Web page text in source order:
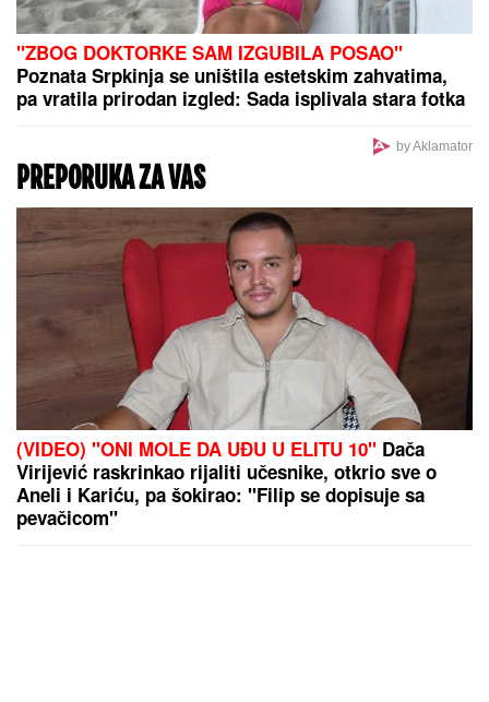
"ZBOG DOKTORKE SAM IZGUBILA POSAO"
Poznata Srpkinja se uništila estetskim zahvatima,
pa vratila prirodan izgled: Sada isplivala stara fotka
by Aklamator
PREPORUKA ZA VAS
(VIDEO) "ONI MOLE DA UĐU U ELITU 10" Dača
Virijević raskrinkao rijaliti učesnike, otkrio sve o
Aneli i Kariću, pa šokirao: "Filip se dopisuje sa
pevačicom"